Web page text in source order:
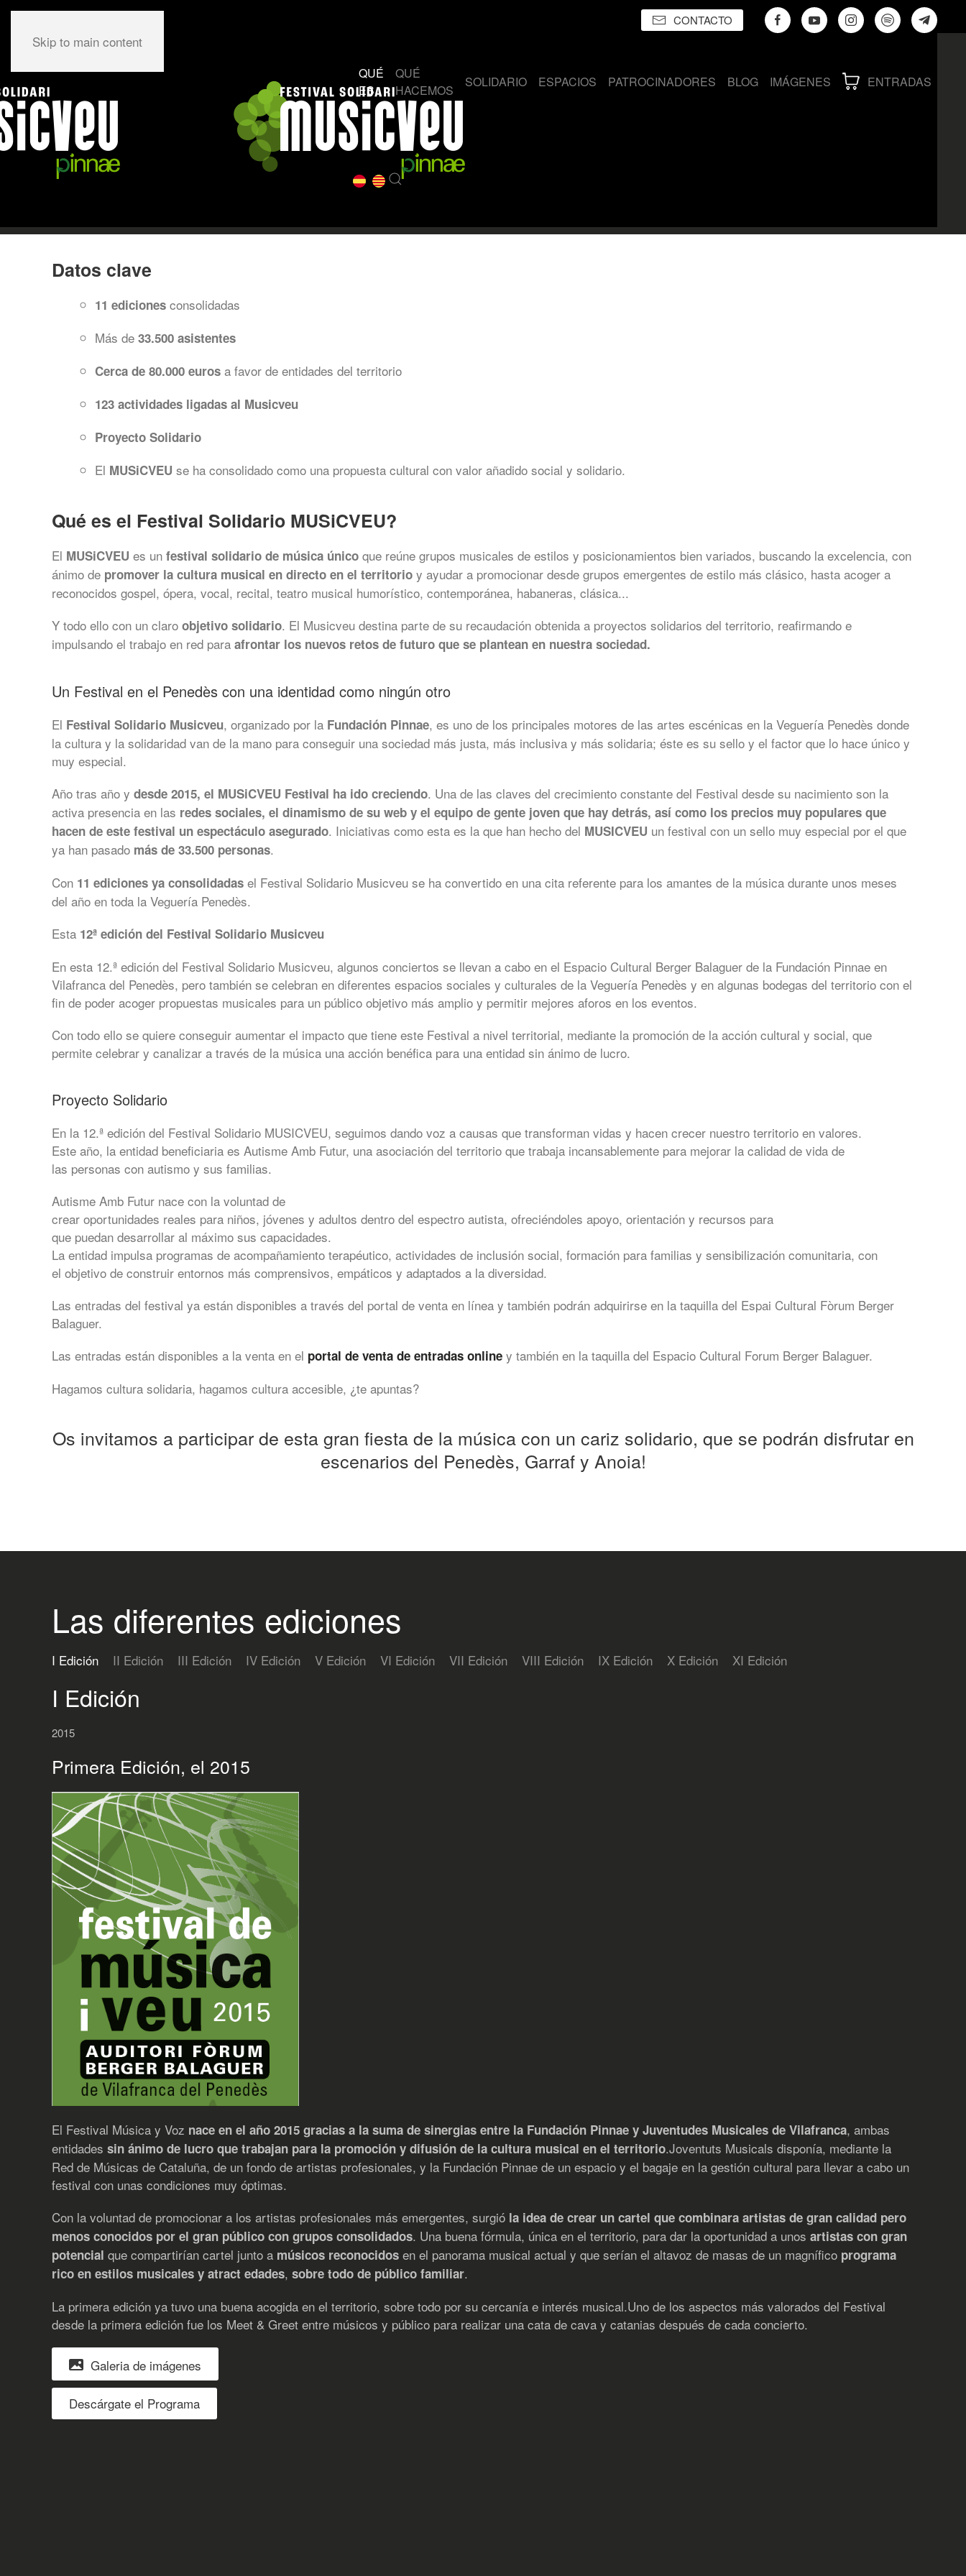
Skip to main content
CONTACTO
QUÉ
ES
QUÉ
HACEMOS
SOLIDARIO ESPACIOS PATROCINADORES BLOG IMÁGENES ENTRADAS
Datos clave
11 ediciones consolidadas
Más de 33.500 asistentes
Cerca de 80.000 euros a favor de entidades del territorio
123 actividades ligadas al Musicveu
Proyecto Solidario
El MUSiCVEU se ha consolidado como una propuesta cultural con valor añadido social y solidario.
Qué es el Festival Solidario MUSiCVEU?
El MUSiCVEU es un festival solidario de música único que reúne grupos musicales de estilos y posicionamientos bien variados, buscando la excelencia, con
ánimo de promover la cultura musical en directo en el territorio y ayudar a promocionar desde grupos emergentes de estilo más clásico, hasta acoger a
reconocidos gospel, ópera, vocal, recital, teatro musical humorístico, contemporánea, habaneras, clásica...
Y todo ello con un claro objetivo solidario. El Musicveu destina parte de su recaudación obtenida a proyectos solidarios del territorio, reafirmando e
impulsando el trabajo en red para afrontar los nuevos retos de futuro que se plantean en nuestra sociedad.
Un Festival en el Penedès con una identidad como ningún otro
El Festival Solidario Musicveu, organizado por la Fundación Pinnae, es uno de los principales motores de las artes escénicas en la Veguería Penedès donde
la cultura y la solidaridad van de la mano para conseguir una sociedad más justa, más inclusiva y más solidaria; éste es su sello y el factor que lo hace único y
muy especial.
Año tras año y desde 2015, el MUSiCVEU Festival ha ido creciendo. Una de las claves del crecimiento constante del Festival desde su nacimiento son la
activa presencia en las redes sociales, el dinamismo de su web y el equipo de gente joven que hay detrás, así como los precios muy populares que
hacen de este festival un espectáculo asegurado. Iniciativas como esta es la que han hecho del MUSICVEU un festival con un sello muy especial por el que
ya han pasado más de 33.500 personas.
Con 11 ediciones ya consolidadas el Festival Solidario Musicveu se ha convertido en una cita referente para los amantes de la música durante unos meses
del año en toda la Veguería Penedès.
Esta 12ª edición del Festival Solidario Musicveu
En esta 12.ª edición del Festival Solidario Musicveu, algunos conciertos se llevan a cabo en el Espacio Cultural Berger Balaguer de la Fundación Pinnae en
Vilafranca del Penedès, pero también se celebran en diferentes espacios sociales y culturales de la Veguería Penedès y en algunas bodegas del territorio con el
fin de poder acoger propuestas musicales para un público objetivo más amplio y permitir mejores aforos en los eventos.
Con todo ello se quiere conseguir aumentar el impacto que tiene este Festival a nivel territorial, mediante la promoción de la acción cultural y social, que
permite celebrar y canalizar a través de la música una acción benéfica para una entidad sin ánimo de lucro.
Proyecto Solidario
En la 12.ª edición del Festival Solidario MUSICVEU, seguimos dando voz a causas que transforman vidas y hacen crecer nuestro territorio en valores.
Este año, la entidad beneficiaria es Autisme Amb Futur, una asociación del territorio que trabaja incansablemente para mejorar la calidad de vida de
las personas con autismo y sus familias.
Autisme Amb Futur nace con la voluntad de
crear oportunidades reales para niños, jóvenes y adultos dentro del espectro autista, ofreciéndoles apoyo, orientación y recursos para
que puedan desarrollar al máximo sus capacidades.
La entidad impulsa programas de acompañamiento terapéutico, actividades de inclusión social, formación para familias y sensibilización comunitaria, con
el objetivo de construir entornos más comprensivos, empáticos y adaptados a la diversidad.
Las entradas del festival ya están disponibles a través del portal de venta en línea y también podrán adquirirse en la taquilla del Espai Cultural Fòrum Berger
Balaguer.
Las entradas están disponibles a la venta en el portal de venta de entradas online y también en la taquilla del Espacio Cultural Forum Berger Balaguer.
Hagamos cultura solidaria, hagamos cultura accesible, ¿te apuntas?
Os invitamos a participar de esta gran fiesta de la música con un cariz solidario, que se podrán disfrutar en
escenarios del Penedès, Garraf y Anoia!
Las diferentes ediciones
I Edición II Edición III Edición IV Edición V Edición VI Edición VII Edición VIII Edición IX Edición X Edición XI Edición
I Edición
2015
Primera Edición, el 2015
El Festival Música y Voz nace en el año 2015 gracias a la suma de sinergias entre la Fundación Pinnae y Juventudes Musicales de Vilafranca, ambas
entidades sin ánimo de lucro que trabajan para la promoción y difusión de la cultura musical en el territorio.Joventuts Musicals disponía, mediante la
Red de Músicas de Cataluña, de un fondo de artistas profesionales, y la Fundación Pinnae de un espacio y el bagaje en la gestión cultural para llevar a cabo un
festival con unas condiciones muy óptimas.
Con la voluntad de promocionar a los artistas profesionales más emergentes, surgió la idea de crear un cartel que combinara artistas de gran calidad pero
menos conocidos por el gran público con grupos consolidados. Una buena fórmula, única en el territorio, para dar la oportunidad a unos artistas con gran
potencial que compartirían cartel junto a músicos reconocidos en el panorama musical actual y que serían el altavoz de masas de un magnífico programa
rico en estilos musicales y atract edades, sobre todo de público familiar.
La primera edición ya tuvo una buena acogida en el territorio, sobre todo por su cercanía e interés musical.Uno de los aspectos más valorados del Festival
desde la primera edición fue los Meet & Greet entre músicos y público para realizar una cata de cava y catanias después de cada concierto.
Galeria de imágenes
Descárgate el Programa